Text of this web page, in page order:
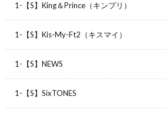
1-【S】King＆Prince（キンプリ）
1-【S】Kis-My-Ft2（キスマイ）
1-【S】NEWS
1-【S】SixTONES